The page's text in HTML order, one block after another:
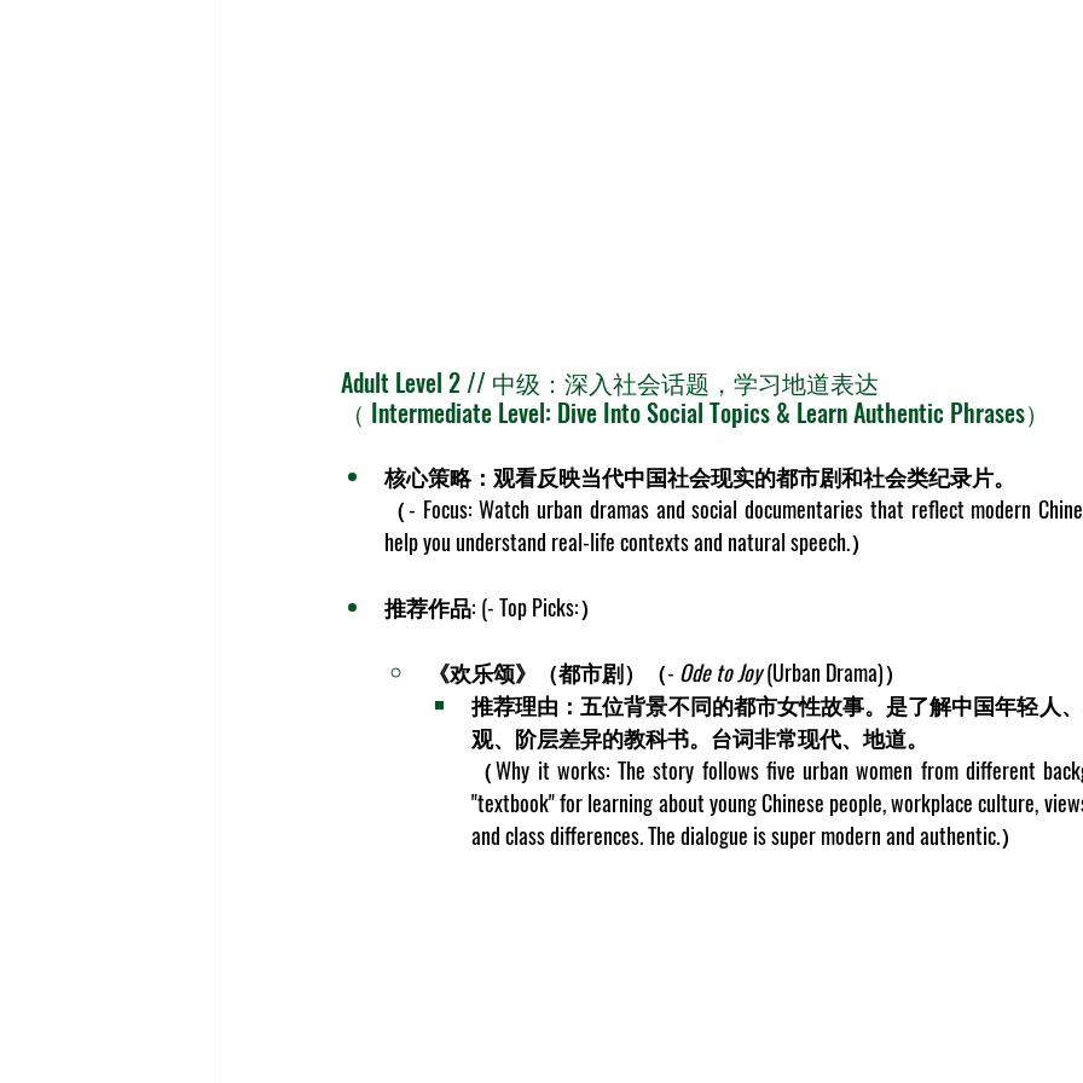
Adult Level 2 // 中级：深入社会话题，学习地道表达
（ Intermediate Level: Dive Into Social Topics & Learn Authentic Phrases）
核心策略：观看反映当代中国社会现实的都市剧和社会类纪录片。
（- Focus: Watch urban dramas and social documentaries that reflect modern
help you understand real-life contexts and natural speech.）
推荐作品: (- Top Picks:）
《欢乐颂》（都市剧）（- Ode to Joy (Urban Drama)）
推荐理由：五位背景不同的都市女性故事。是了解中国年轻人
观、阶层差异的教科书。台词非常现代、地道。
（Why it works: The story follows five urban women from different
"textbook" for learning about young Chinese people, workplace culture,
and class differences. The dialogue is super modern and authentic.）